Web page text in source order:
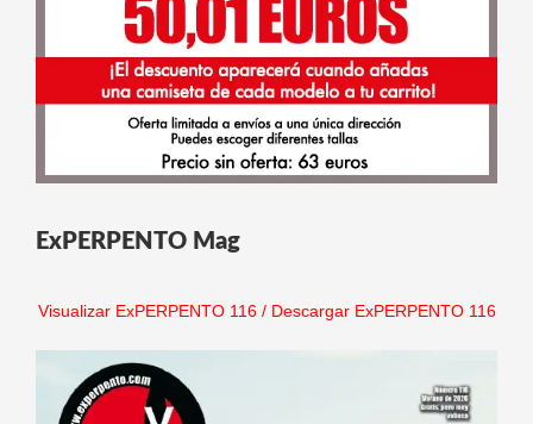
ExPERPENTO Mag
Visualizar ExPERPENTO 116/ Descargar ExPERPENTO 116